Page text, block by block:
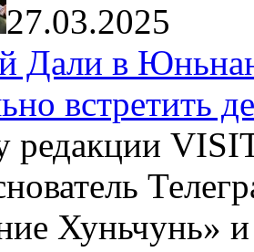
27.03.2025
Дали в
встретить
редакции
Хуньчунь»